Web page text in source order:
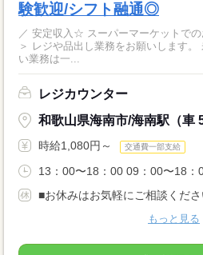
験歓迎/シフト融通◎
／ 安定収入☆ スーパーマーケットでのお仕事で
＞ レジや品出し業務をお願いします。 未
い業務は一...
レジカウンター
和歌山県海南市/海南駅（車 5
時給1,080円～ 交通費一部支給
13：00〜18：00 09：00〜18：
■お休みはお気軽にご相談くだ
もっと見る